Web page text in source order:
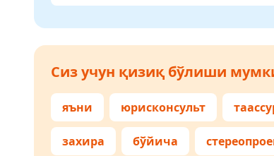
Сиз учун қизиқ бўлиши
яъни юрисконсульт
захира бўйича